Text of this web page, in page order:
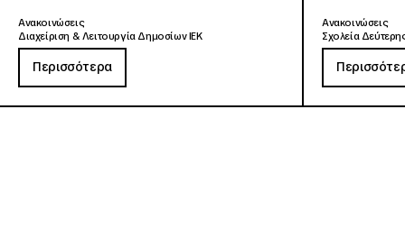
Ανακοινώσεις
Διαχείριση & Λειτουργία Δημοσίων ΙΕΚ
Περισσότερα
Ανακοινώσεις
Σχολεία